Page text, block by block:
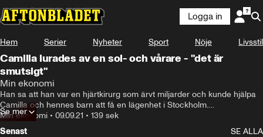
Logga in
Hem Serier Nyheter Sport Nöje Livsstil
Camilla lurades av en sol- och vårare - "det är
smutsigt"
Min ekonomi
Han sa att han var en hjärtkirurg som ärvt miljarder och kunde hjälpa
Camilla och hennes barn att få en lägenhet i Stockholm.
Det lät för bra för att vara sant. Och det var det.
Min ekonomi • 09.09.21 • 139 sek
Se mer
Senast
SE ALLA